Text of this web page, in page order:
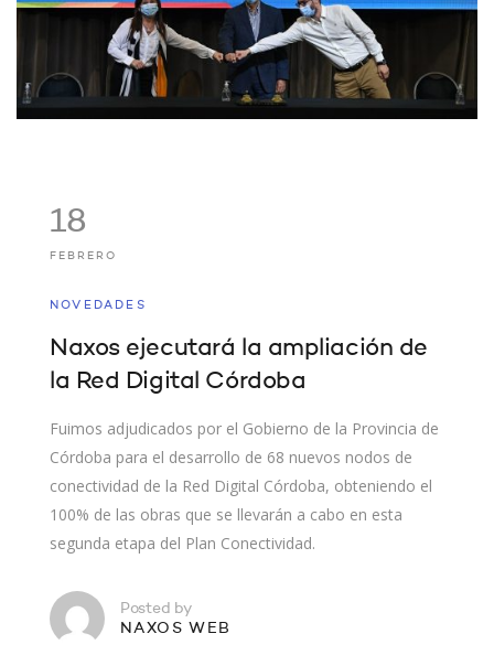
18
FEBRERO
NOVEDADES
Naxos ejecutará la ampliación de
la Red Digital Córdoba
Fuimos adjudicados por el Gobierno de la Provincia de
Córdoba para el desarrollo de 68 nuevos nodos de
conectividad de la Red Digital Córdoba, obteniendo el
100% de las obras que se llevarán a cabo en esta
segunda etapa del Plan Conectividad.
Posted by
NAXOS WEB